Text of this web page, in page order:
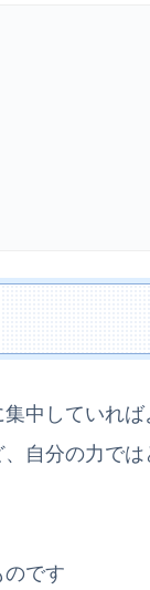
中していれば
自分の力では
です